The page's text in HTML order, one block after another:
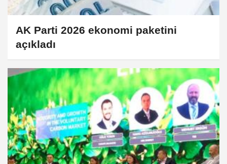
AK Parti 2026 ekonomi paketini
açıkladı